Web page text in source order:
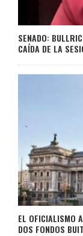
SENADO:
CAÍDA DE LA
EL OFICIALISMO
DOS FONDOS